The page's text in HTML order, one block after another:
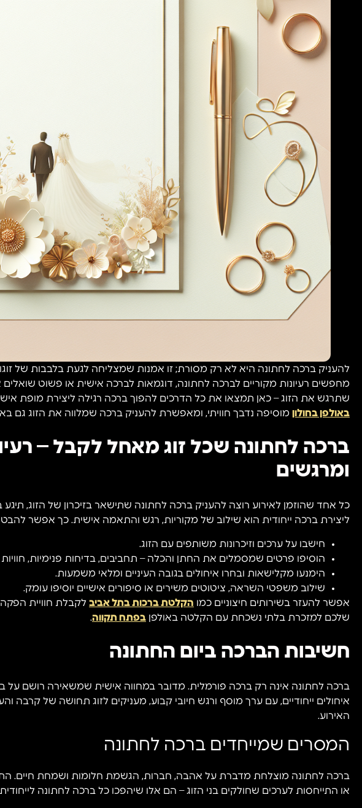
להעניק ברכה לחתונה היא לא רק מסורת; זו אמנות שמצליחה לגעת בלבבות של
מחפשים רעיונות מקוריים לברכה לחתונה, דוגמאות לברכה אישית או פשוט
שתרגש את הזוג – כאן תמצאו את כל הדרכים להפוך ברכה רגילה ליצירת מופת
באולפן בחולון מוסיפה נדבך חוויתי, ומאפשרת להעניק ברכה שמלווה את הזוג גם
ברכה לחתונה שכל זוג מאחל לקבל –
ומרגשים
כל אחד שהוזמן לאירוע רוצה להעניק ברכה לחתונה שתישאר בזיכרון של הזוג,
ליצירת ברכה ייחודית הוא שילוב של מקוריות, רגש והתאמה אישית. כך אפשר
חישבו על ערכים וזיכרונות משותפים עם הזוג.
הוסיפו פרטים שמסמלים את החתן והכלה – תחביבים, בדיחות פנימיות,
הימנעו מקלישאות ובחרו איחולים בגובה העיניים ומלאי משמעות.
שילוב משפטי השראה, ציטוטים משירים או סיפורים אישיים יוסיפו עומק.
אפשר להעזר בשירותים חיצוניים כמו הקלטת ברכות בתל אביב לקבלת חוויית
שלכם למזכרת בלתי נשכחת עם הקלטה באולפן בפתח תקווה.
חשיבות הברכה ביום החתונה
ברכה לחתונה אינה רק ברכה פורמלית. מדובר במחווה אישית שמשאירה רושם על
איחולים ייחודיים, עם ערך מוסף ורגש חיובי קבוע, מעניקים לזוג תחושה של קרבה
האירוע.
המסרים שמייחדים ברכה לחתונה
ברכה לחתונה מוצלחת מדברת על אהבה, חברות, הגשמת חלומות ושמחת חיים.
או התייחסות לערכים שחולקים בני הזוג – הם אלו שיהפכו כל ברכה לחתונה